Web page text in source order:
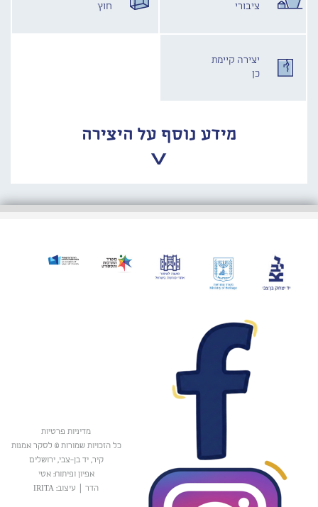
ציבורי
חוץ
יצירה קיימת
כן
מידע נוסף על היצירה
מדיניות פרטיות
כל הזכויות שמורות © לסקר אמנות
קיר, יד בן-צבי, ירושלים
אפיון ופיתוח: אטי
הדר
עיצוב: IRITA